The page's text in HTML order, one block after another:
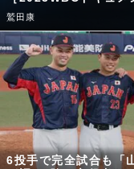
鷲田康
6投手で完全試合も「